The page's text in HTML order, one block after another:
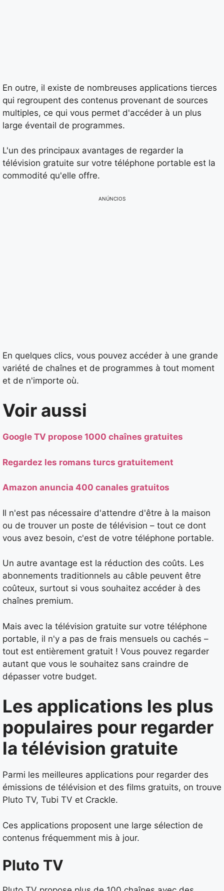
En outre, il existe de nombreuses applications tierces
qui regroupent des contenus provenant de sources
multiples, ce qui vous permet d'accéder à un plus
large éventail de programmes.
L'un des principaux avantages de regarder la
télévision gratuite sur votre téléphone portable est la
commodité qu'elle offre.
ANÚNCIOS
En quelques clics, vous pouvez accéder à une grande
variété de chaînes et de programmes à tout moment
et de n'importe où.
Voir aussi
Google TV propose 1000 chaînes gratuites
Regardez les romans turcs gratuitement
Amazon anuncia 400 canales gratuitos
Il n'est pas nécessaire d'attendre d'être à la maison
ou de trouver un poste de télévision – tout ce dont
vous avez besoin, c'est de votre téléphone portable.
Un autre avantage est la réduction des coûts. Les
abonnements traditionnels au câble peuvent être
coûteux, surtout si vous souhaitez accéder à des
chaînes premium.
Mais avec la télévision gratuite sur votre téléphone
portable, il n'y a pas de frais mensuels ou cachés –
tout est entièrement gratuit ! Vous pouvez regarder
autant que vous le souhaitez sans craindre de
dépasser votre budget.
Les applications les plus
populaires pour regarder
la télévision gratuite
Parmi les meilleures applications pour regarder des
émissions de télévision et des films gratuits, on trouve
Pluto TV, Tubi TV et Crackle.
Ces applications proposent une large sélection de
contenus fréquemment mis à jour.
Pluto TV